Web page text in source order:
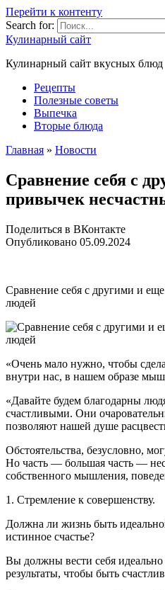
Перейти к контенту
Search for:
Кулинарный сайт
Кулинарный сайт вкусных блюд
Рецепты
Полезные советы
Выпечка
Вторые блюда
Главная » Новости
Сравнение себя с
привычек
Поделиться в ВКонтакте
Опубликовано 05.09.2024
Сравнение себя с другими и
людей
«Очень мало нужно, чтобы
внутри нас, в нашем образе
«Давайте будем благодарны
счастливыми. Они
позволяют нашей душе
Обстоятельства, безусловно,
Но часть — большая часть —
собственного мышления,
1. Стремление к совершенству.
Должна ли жизнь быть
истинное счастье?
Вы должны вести себя
результаты, чтобы быть